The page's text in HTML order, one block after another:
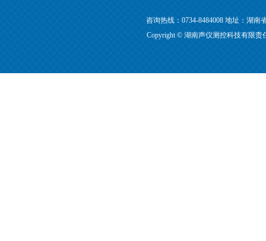
咨询热线：0734-8484008 地址：湖
Copyright © 湖南声仪测控科技有限